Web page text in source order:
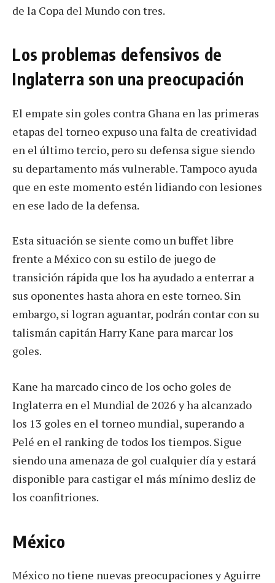
de la Copa del Mundo con tres.
Los problemas defensivos de
Inglaterra son una preocupación
El empate sin goles contra Ghana en las primeras
etapas del torneo expuso una falta de creatividad
en el último tercio, pero su defensa sigue siendo
su departamento más vulnerable. Tampoco ayuda
que en este momento estén lidiando con lesiones
en ese lado de la defensa.
Esta situación se siente como un buffet libre
frente a México con su estilo de juego de
transición rápida que los ha ayudado a enterrar a
sus oponentes hasta ahora en este torneo. Sin
embargo, si logran aguantar, podrán contar con su
talismán capitán Harry Kane para marcar los
goles.
Kane ha marcado cinco de los ocho goles de
Inglaterra en el Mundial de 2026 y ha alcanzado
los 13 goles en el torneo mundial, superando a
Pelé en el ranking de todos los tiempos. Sigue
siendo una amenaza de gol cualquier día y estará
disponible para castigar el más mínimo desliz de
los coanfitriones.
México
México no tiene nuevas preocupaciones y Aguirre